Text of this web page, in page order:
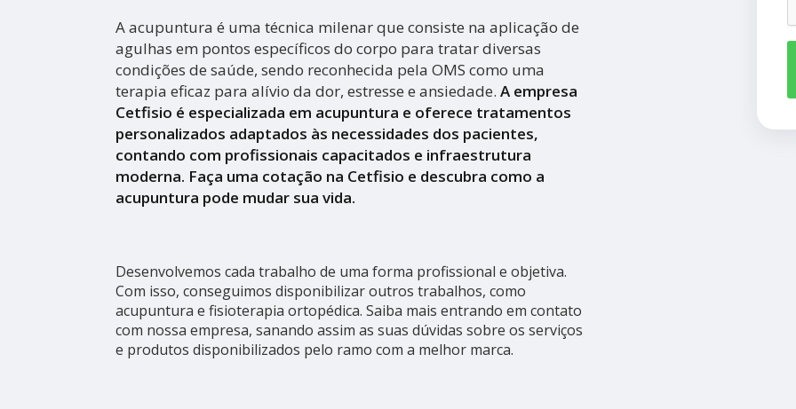
A acupuntura é uma técnica milenar que consiste na aplicação de
agulhas em pontos específicos do corpo para tratar diversas
condições de saúde, sendo reconhecida pela OMS como uma
terapia eficaz para alívio da dor, estresse e ansiedade. A empresa
Cetfisio é especializada em acupuntura e oferece tratamentos
personalizados adaptados às necessidades dos pacientes,
contando com profissionais capacitados e infraestrutura
moderna. Faça uma cotação na Cetfisio e descubra como a
acupuntura pode mudar sua vida.
Desenvolvemos cada trabalho de uma forma profissional e objetiva.
Com isso, conseguimos disponibilizar outros trabalhos, como
acupuntura e fisioterapia ortopédica. Saiba mais entrando em contato
com nossa empresa, sanando assim as suas dúvidas sobre os serviços
e produtos disponibilizados pelo ramo com a melhor marca.